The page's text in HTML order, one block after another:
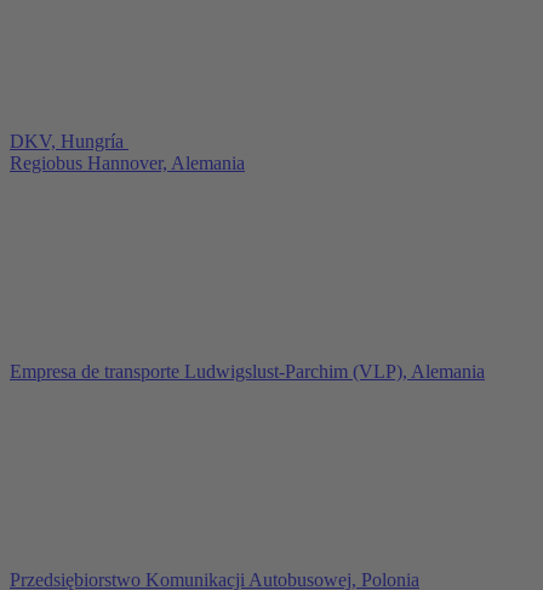
DKV, Hungría
Regiobus Hannover, Alemania
Empresa de transporte Ludwigslust-Parchim (VLP), Alemania
Przedsiębiorstwo Komunikacji Autobusowej, Polonia